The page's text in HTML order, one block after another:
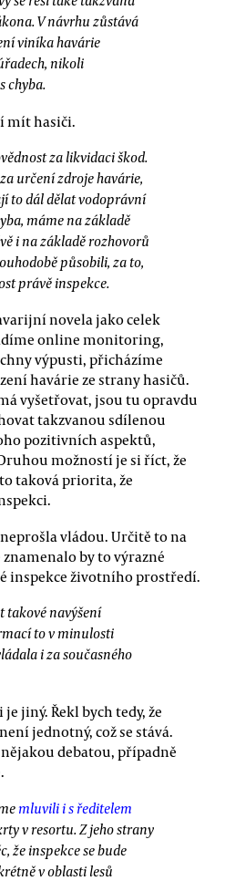
V návrhu zůstává
viníka havárie
nikoli
chyba.
mít hasiči.
za likvidaci škod.
určení zdroje havárie,
to dál dělat vodoprávní
máme na základě
i na základě rozhovorů
působili, za to,
právě inspekce.
novela jako celek
online monitoring,
výpusti, přicházíme
havárie ze strany hasičů.
vyšetřovat, jsou tu opravdu
takzvanou sdílenou
pozitivních aspektů,
možností je si říct, že
taková priorita, že
vládou. Určitě to na
by to výrazné
inspekce životního prostředí.
takové navýšení
to v minulosti
i za současného
jiný. Řekl bych tedy, že
jednotný, což se stává.
debatou, případně
mluvili i s ředitelem
v resortu. Z jeho strany
že inspekce se bude
v oblasti lesů